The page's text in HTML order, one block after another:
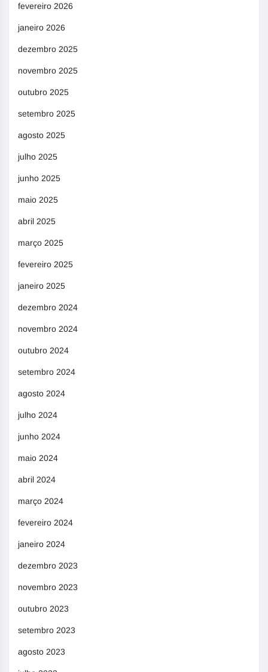
fevereiro 2026
janeiro 2026
dezembro 2025
novembro 2025
outubro 2025
setembro 2025
agosto 2025
julho 2025
junho 2025
maio 2025
abril 2025
março 2025
fevereiro 2025
janeiro 2025
dezembro 2024
novembro 2024
outubro 2024
setembro 2024
agosto 2024
julho 2024
junho 2024
maio 2024
abril 2024
março 2024
fevereiro 2024
janeiro 2024
dezembro 2023
novembro 2023
outubro 2023
setembro 2023
agosto 2023